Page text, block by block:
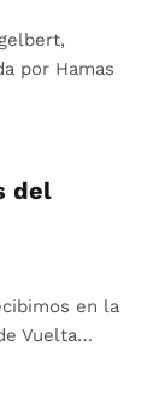
por Hamas
del
en la
Vuelta…